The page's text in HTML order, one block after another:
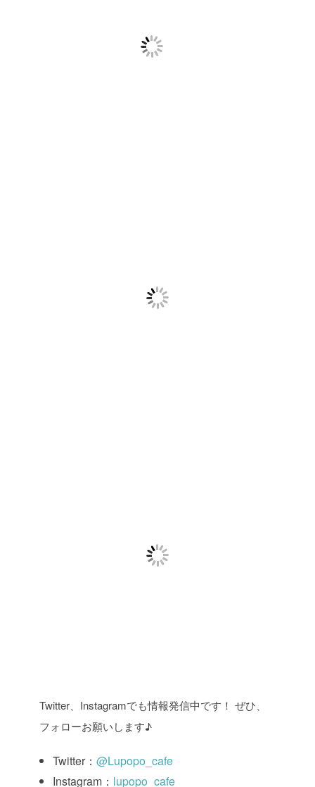
Twitter、Instagramでも情報発信中です！ ぜひ、
フォローお願いします♪
Twitter： @Lupopo_cafe
Instagram： lupopo_cafe